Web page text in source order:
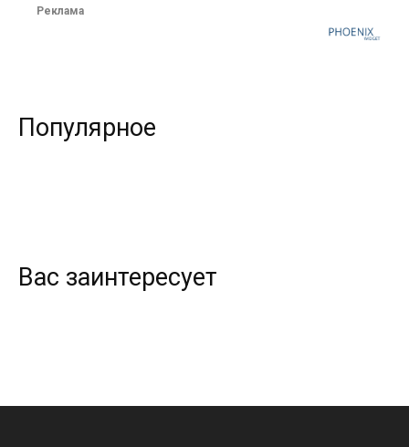
Реклама
Популярное
Вас заинтересует